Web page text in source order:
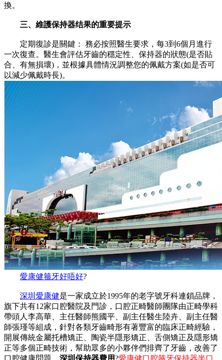
換。
三、維護保持器结果的重要提示
定期復診是關鍵： 務必按照醫生要求，每3到6個月進行
一次復查。醫生會評估牙齒的穩定性、保持器的狀態(是否貼
合、有無損壞)，並根據具體情況調整您的佩戴方案(如是否可
以減少佩戴時長)。
愛康健箍牙好唔好?
深圳愛康健是一家成立於1995年的老字號牙科連鎖品牌，
旗下共有12家口腔醫院及門診，口腔正畸醫師團隊由正畸學科
帶頭人李高華、主任醫師熊國平、副主任醫生陸卉、副主任醫
師張瑾等組成，針對各類牙齒畸形有著豐富的臨床正畸經驗，
開展傳統金屬托槽矯正、陶瓷半隱形矯正、舌側矯正及隱形矯
正等多個正畸技術，幫助眾多的小夥伴們排齊了牙齒，改善了
口腔健康問題。 深圳保持器費用?愛康健口腔箍牙保持器半口